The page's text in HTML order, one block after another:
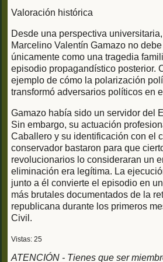
Valoración histórica
Desde una perspectiva
Marcelino Valentín Gamazo no
únicamente como una tragedia
episodio propagandístico posterior.
ejemplo de cómo la polarización
transformó adversarios políticos en
Gamazo había sido un servidor del
Sin embargo, su actuación
Caballero y su identificación con el
conservador bastaron para que
revolucionarios lo consideraran un
eliminación era legítima. La
junto a él convierte el episodio en
más brutales documentados de la
republicana durante los primeros
Civil.
Vistas: 25
ATENCIÓN - Tienes que ser